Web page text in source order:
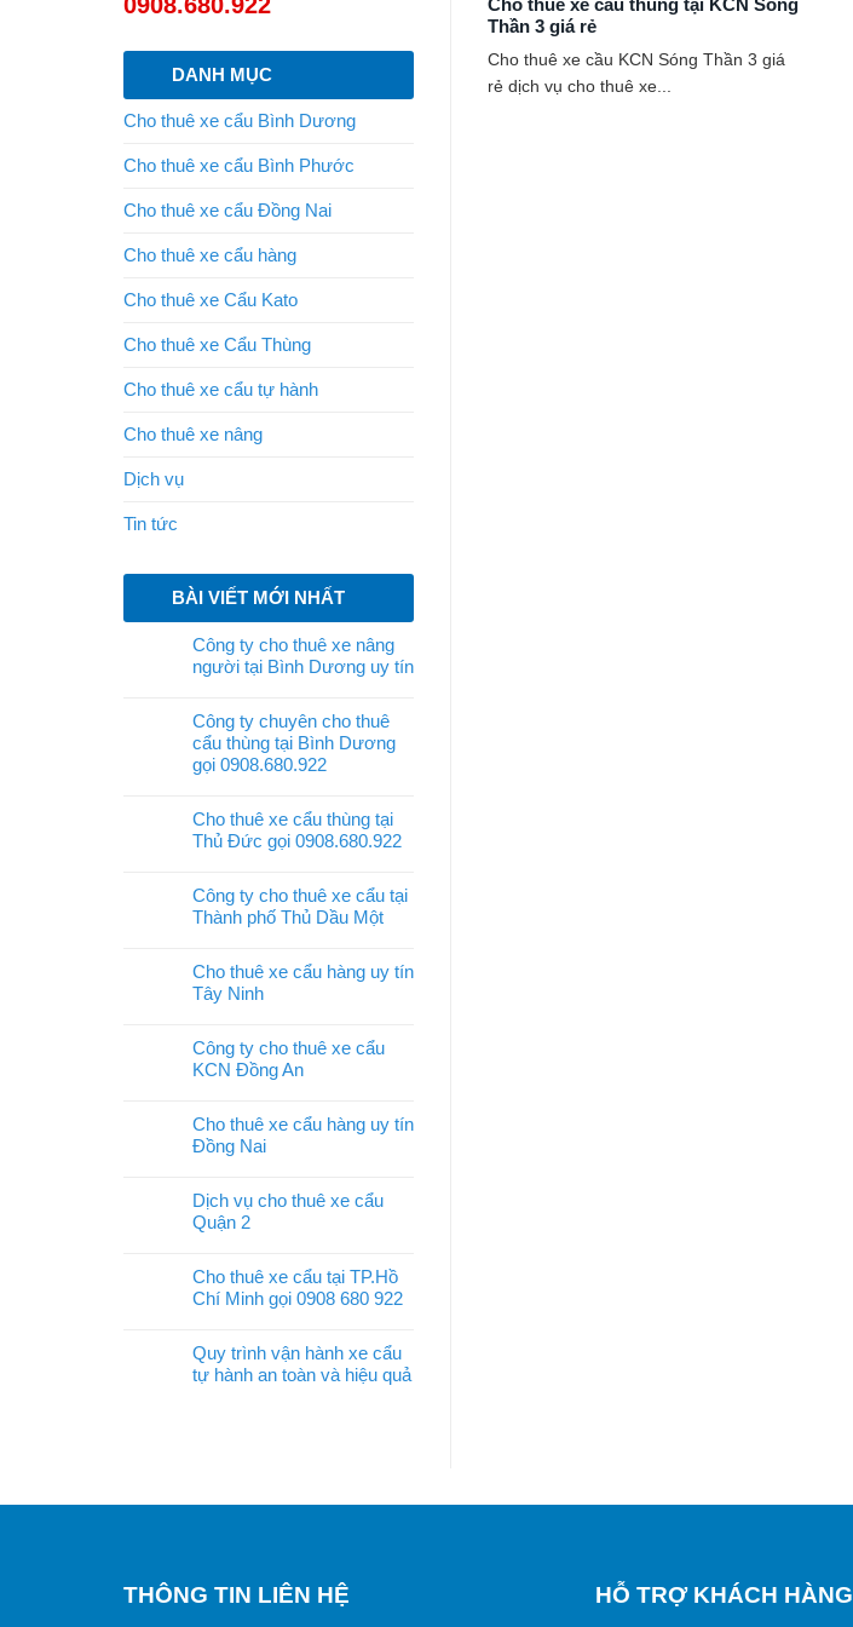
DANH MỤC
Cho thuê xe cẩu Bình Dương
Cho thuê xe cẩu Bình Phước
Cho thuê xe cẩu Đồng Nai
Cho thuê xe cẩu hàng
Cho thuê xe Cẩu Kato
Cho thuê xe Cẩu Thùng
Cho thuê xe cẩu tự hành
Cho thuê xe nâng
Dịch vụ
Tin tức
BÀI VIẾT MỚI NHẤT
Công ty cho thuê xe nâng
người tại Bình Dương uy tín
Công ty chuyên cho thuê
cẩu thùng tại Bình Dương
gọi 0908.680.922
Cho thuê xe cẩu thùng tại
Thủ Đức gọi 0908.680.922
Công ty cho thuê xe cẩu tại
Thành phố Thủ Dầu Một
Cho thuê xe cẩu hàng uy tín
Tây Ninh
Công ty cho thuê xe cẩu
KCN Đồng An
Cho thuê xe cẩu hàng uy tín
Đồng Nai
Dịch vụ cho thuê xe cẩu
Quận 2
Cho thuê xe cẩu tại TP.Hồ
Chí Minh gọi 0908 680 922
Quy trình vận hành xe cẩu
tự hành an toàn và hiệu quả
Thần 3 giá rẻ
Cho thuê xe cầu KCN Sóng Thần 3 giá
rẻ dịch vụ cho thuê xe...
THÔNG TIN LIÊN HỆ HỖ TRỢ KHÁCH HÀNG